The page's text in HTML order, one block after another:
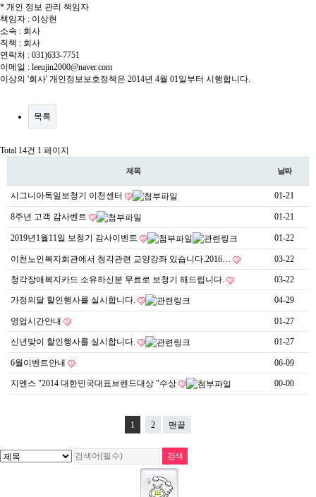
* 개인 정보 관리 책임자
책임자 : 이상현
소속 : 회사
직책 : 회사
연락처 : 031)633-7751
이메일 : leeujin2000@naver.com
이상의 '회사' 개인정보보호정책은 2014년 4월 01일부터 시행합니다.
목록
Total 14건 1 페이지
제목 날짜
시그니아독일보청기 이천센터 01-21
8주년 고객 감사벤트 01-21
2019년1월11일 보청기 감사이벤트 01-22
이천노인복지회관에서 청각관련 교양강좌 있습니다.2016… 03-22
청각장애복지카드 소유하신분 무료로 보청기 해드립니다. 03-22
가정의달 할인행사를 실시합니다. 04-29
영업시간안내 01-27
신년맞이 할인행사를 실시합니다. 01-27
6월이벤트안내 06-09
지멘스 "2014 대한민국대표브렌드대상 "수상 00-00
1 2 맨끝